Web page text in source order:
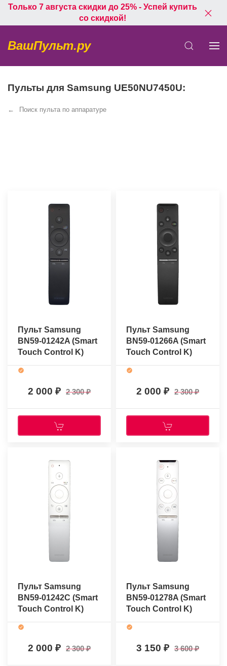
Только 7 августа скидки до 25% - Успей купить
со скидкой!
ВашПульт.ру
Пульты для Samsung UE50NU7450U:
Поиск пульта по аппаратуре
Пульт Samsung
BN59-01242A (Smart
Touch Control K)
(оригинальный)
2 000 2 300
Пульт Samsung
BN59-01266A (Smart
Touch Control K)
(оригинальный)
2 000 2 300
Пульт Samsung
BN59-01242C (Smart
Touch Control K)
(оригинальный)
2 000 2 300
Пульт Samsung
BN59-01278A (Smart
Touch Control K)
(оригинальный)
3 150 3 600